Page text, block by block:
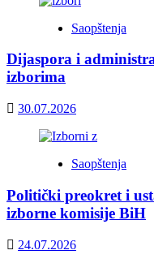
Saopštenja
Dijaspora i
izborima
30.07.2026
Saopštenja
Politički preokret i
izborne komisije BiH
24.07.2026